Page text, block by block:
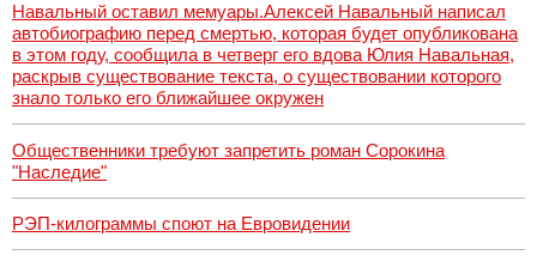
Навальный оставил мемуары.Алексей Навальный написал
автобиографию перед смертью, которая будет опубликована
в этом году, сообщила в четверг его вдова Юлия Навальная,
раскрыв существование текста, о существовании которого
знало только его ближайшее окружен
Общественники требуют запретить роман Сорокина
"Наследие"
РЭП-килограммы споют на Евровидении